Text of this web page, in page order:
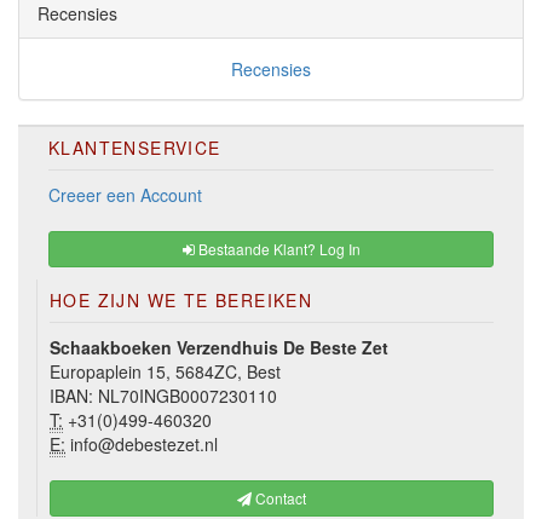
Recensies
Recensies
KLANTENSERVICE
Creeer een Account
Bestaande Klant? Log In
HOE ZIJN WE TE BEREIKEN
Schaakboeken Verzendhuis De Beste Zet
Europaplein 15, 5684ZC, Best
IBAN: NL70INGB0007230110
T: +31(0)499-460320
E: info@debestezet.nl
Contact